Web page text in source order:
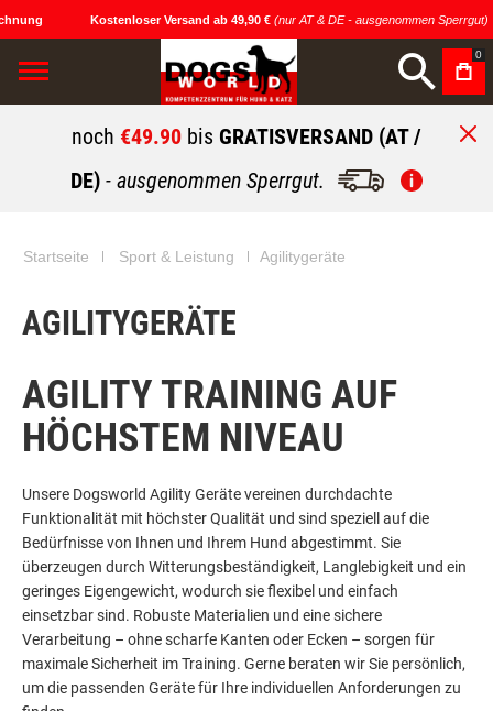
Kostenloser Versand ab 49,90 € (nur AT & DE - ausgenommen Sperrgut)
0
noch €49.90 bis GRATISVERSAND (AT /
DE) - ausgenommen Sperrgut.
Startseite Sport & Leistung Agilitygeräte
AGILITYGERÄTE
AGILITY TRAINING AUF
HÖCHSTEM NIVEAU
Unsere Dogsworld Agility Geräte vereinen durchdachte
Funktionalität mit höchster Qualität und sind speziell auf die
Bedürfnisse von Ihnen und Ihrem Hund abgestimmt. Sie
überzeugen durch Witterungsbeständigkeit, Langlebigkeit und ein
geringes Eigengewicht, wodurch sie flexibel und einfach
einsetzbar sind. Robuste Materialien und eine sichere
Verarbeitung – ohne scharfe Kanten oder Ecken – sorgen für
maximale Sicherheit im Training. Gerne beraten wir Sie persönlich,
um die passenden Geräte für Ihre individuellen Anforderungen zu